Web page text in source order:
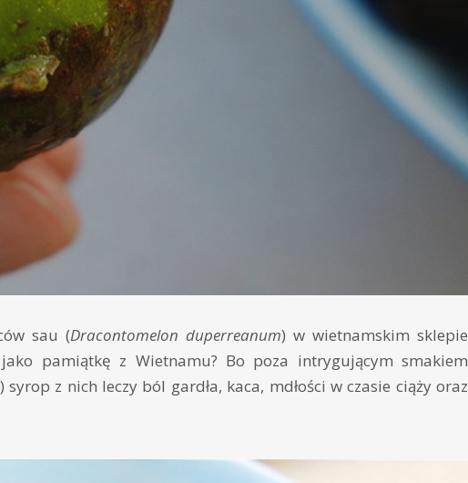
sau (Dracontomelon duperreanum) w wietnamskim sklepie
pamiątkę z Wietnamu? Bo poza intrygującym smakiem
syrop z nich leczy ból gardła, kaca, mdłości w czasie ciąży oraz